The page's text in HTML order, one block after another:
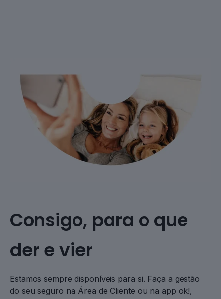
Consigo, para o que
der e vier
Estamos sempre disponíveis para si. Faça a gestão
do seu seguro na Área de Cliente ou na app ok!,